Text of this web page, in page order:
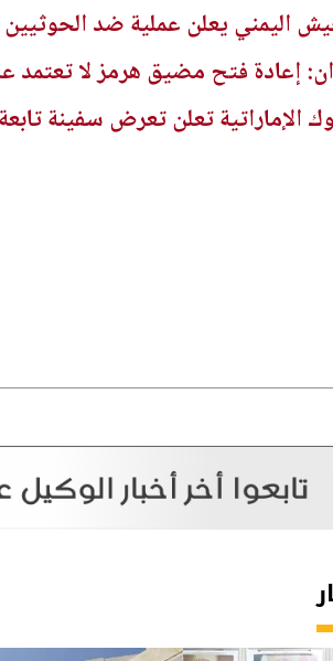
اليمني يعلن عملية ضد الحوثيين
إعادة فتح مضيق هرمز لا تعتمد
الإماراتية تعلن تعرض سفينة